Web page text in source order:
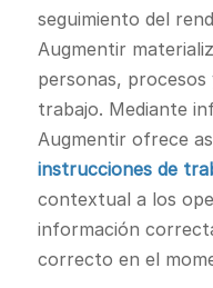
seguimiento del
Augmentir
personas,
trabajo. Mediante
Augmentir ofrece
instrucciones de
contextual a los
información
correcto en el